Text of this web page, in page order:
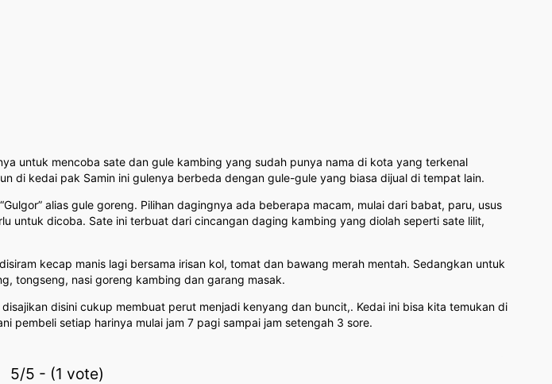
untuk mencoba sate dan gule kambing yang sudah punya nama di kota yang terkenal
di kedai pak Samin ini gulenya berbeda dengan gule-gule yang biasa dijual di tempat lain.
alias gule goreng. Pilihan dagingnya ada beberapa macam, mulai dari babat, paru, usus
untuk dicoba. Sate ini terbuat dari cincangan daging kambing yang diolah seperti sate lilit,
kecap manis lagi bersama irisan kol, tomat dan bawang merah mentah. Sedangkan untuk
tongseng, nasi goreng kambing dan garang masak.
disini cukup membuat perut menjadi kenyang dan buncit,. Kedai ini bisa kita temukan di
pembeli setiap harinya mulai jam 7 pagi sampai jam setengah 3 sore.
5/5 - (1 vote)